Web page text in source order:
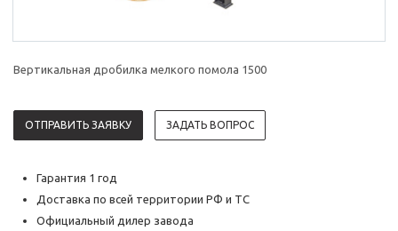
Вертикальная дробилка мелкого помола 1500
ОТПРАВИТЬ ЗАЯВКУ ЗАДАТЬ ВОПРОС
Гарантия 1 год
Доставка по всей территории РФ и ТС
Официальный дилер завода